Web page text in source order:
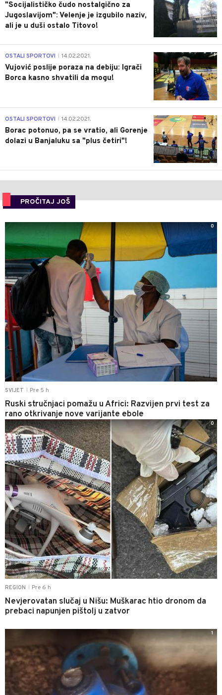
"Socijalističko čudo nostalgično za
Jugoslavijom": Velenje je izgubilo naziv,
ali je u duši ostalo Titovo!
1
OSTALI SPORTOVI 14.02.2021.
Vujović poslije poraza na debiju: Igrači
Borca kasno shvatili da mogu!
3
OSTALI SPORTOVI 14.02.2021.
Borac potonuo, pa se vratio, ali Gorenje
dolazi u Banjaluku sa "plus četiri"!
PROČITAJ JOŠ
SVIJET Pre 5 h
Ruski stručnjaci pomažu u Africi: Razvijen prvi test za
rano otkrivanje nove varijante ebole
0
REGION Pre 6 h
Nevjerovatan slučaj u Nišu: Muškarac htio dronom da
prebaci napunjen pištolj u zatvor
0
1